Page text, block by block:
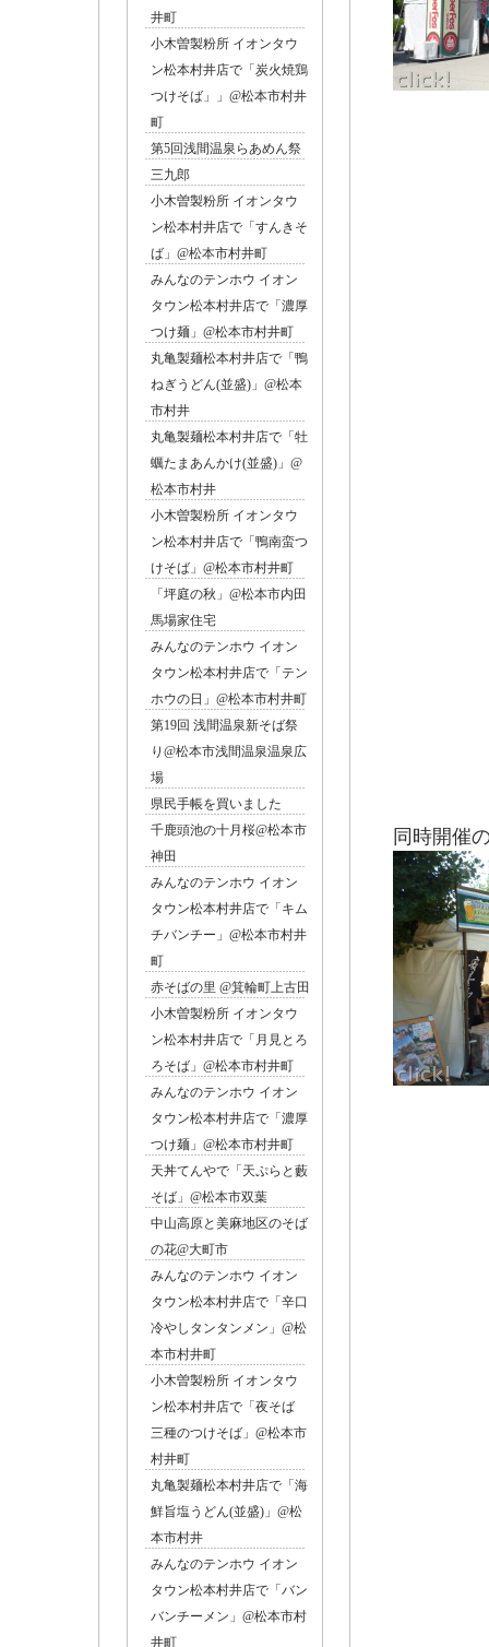
井町
小木曽製粉所 イオンタウ
ン松本村井店で「炭火焼鶏
つけそば」」@松本市村井
町
第5回浅間温泉らあめん祭
三九郎
小木曽製粉所 イオンタウ
ン松本村井店で「すんきそ
ば」@松本市村井町
みんなのテンホウ イオン
タウン松本村井店で「濃厚
つけ麺」@松本市村井町
丸亀製麺松本村井店で「鴨
ねぎうどん(並盛)」@松本
市村井
丸亀製麺松本村井店で「牡
蠣たまあんかけ(並盛)」@
松本市村井
小木曽製粉所 イオンタウ
ン松本村井店で「鴨南蛮つ
けそば」@松本市村井町
「坪庭の秋」@松本市内田
馬場家住宅
みんなのテンホウ イオン
タウン松本村井店で「テン
ホウの日」@松本市村井町
第19回 浅間温泉新そば祭
り@松本市浅間温泉温泉広
場
県民手帳を買いました
千鹿頭池の十月桜@松本市
神田
みんなのテンホウ イオン
タウン松本村井店で「キム
チバンチー」@松本市村井
町
赤そばの里 @箕輪町上古田
小木曽製粉所 イオンタウ
ン松本村井店で「月見とろ
ろそば」@松本市村井町
みんなのテンホウ イオン
タウン松本村井店で「濃厚
つけ麺」@松本市村井町
天丼てんやで「天ぷらと藪
そば」@松本市双葉
中山高原と美麻地区のそば
の花@大町市
みんなのテンホウ イオン
タウン松本村井店で「辛口
冷やしタンタンメン」@松
本市村井町
小木曽製粉所 イオンタウ
ン松本村井店で「夜そば
三種のつけそば」@松本市
村井町
丸亀製麺松本村井店で「海
鮮旨塩うどん(並盛)」@松
本市村井
みんなのテンホウ イオン
タウン松本村井店で「バン
バンチーメン」@松本市村
井町
同時開催